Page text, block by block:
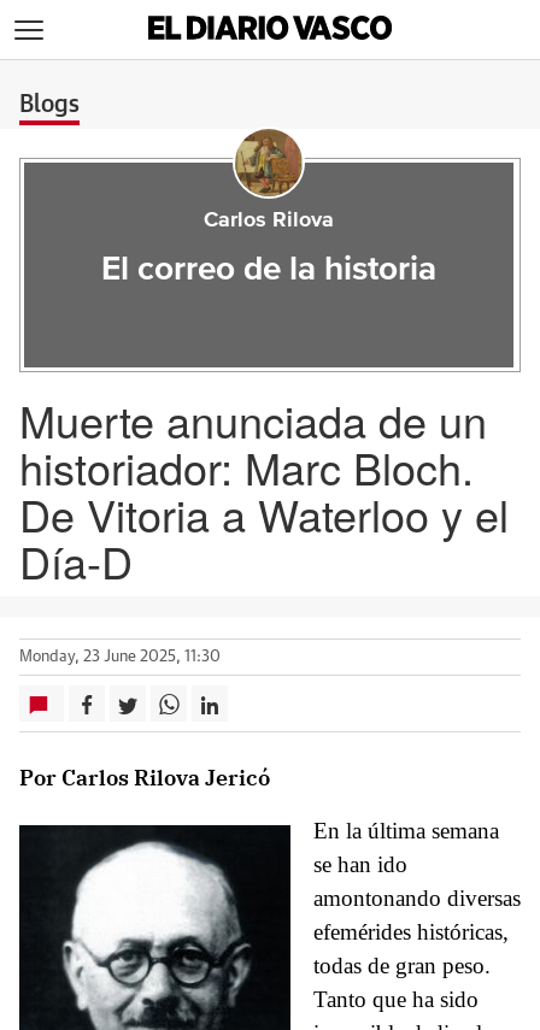
Blogs
Carlos Rilova
El correo de la historia
Muerte anunciada de un
historiador: Marc Bloch.
De Vitoria a Waterloo y el
Día-D
Monday, 23 June 2025, 11:30
Por Carlos Rilova Jericó
En la última semana
se han ido
amontonando diversas
efemérides históricas,
todas de gran peso.
Tanto que ha sido